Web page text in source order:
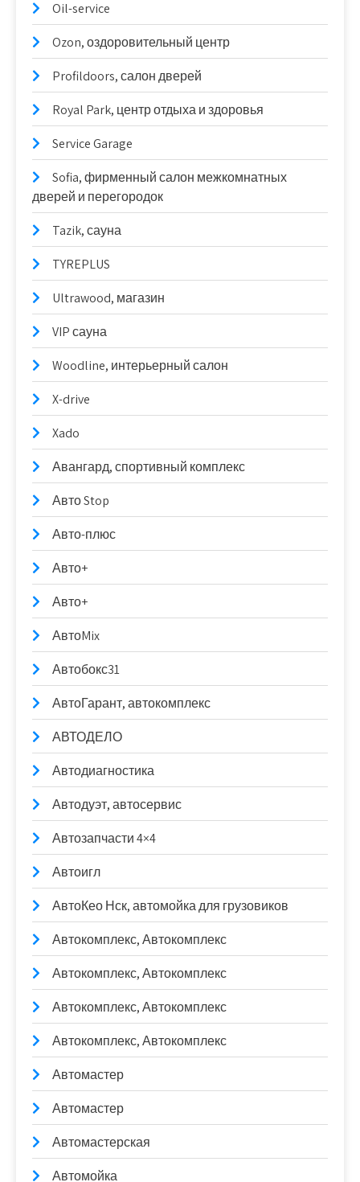
Oil-service
Ozon, оздоровительный центр
Profildoors, салон дверей
Royal Park, центр отдыха и здоровья
Service Garage
Sofia, фирменный салон межкомнатных
дверей и перегородок
Tazik, сауна
TYREPLUS
Ultrawood, магазин
VIP сауна
Woodline, интерьерный салон
X-drive
Xado
Авангард, спортивный комплекс
Авто Stop
Авто-плюс
Авто+
Авто+
АвтоMix
Автобокс31
АвтоГарант, автокомплекс
АВТОДЕЛО
Автодиагностика
Автодуэт, автосервис
Автозапчасти 4×4
Автоигл
АвтоКео Нск, автомойка для грузовиков
Автокомплекс, Автокомплекс
Автокомплекс, Автокомплекс
Автокомплекс, Автокомплекс
Автокомплекс, Автокомплекс
Автомастер
Автомастер
Автомастерская
Автомойка